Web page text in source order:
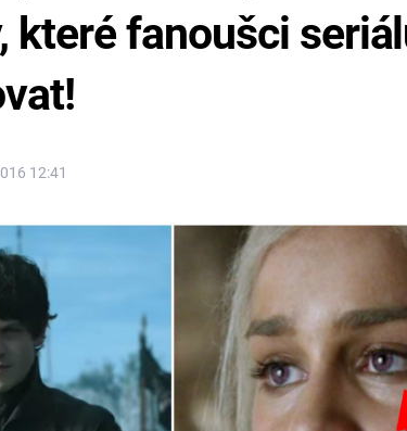
12:41
které fanoušci